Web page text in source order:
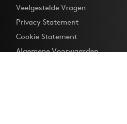
Veelgestelde Vragen
Privacy Statement
Cookie Statement
Algemene Voorwaarden